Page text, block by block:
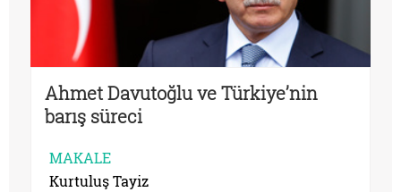
Ahmet Davutoğlu ve Türkiye’nin
barış süreci
MAKALE
Kurtuluş Tayiz